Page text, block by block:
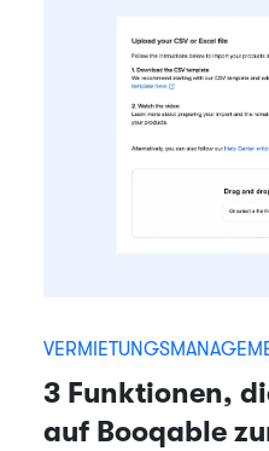
3 Funktionen,
auf Booqable